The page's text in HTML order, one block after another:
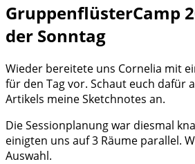
GruppenflüsterCamp
der Sonntag
Wieder bereitete uns Cornelia mit
für den Tag vor. Schaut euch dafür
Artikels meine Sketchnotes an.
Die Sessionplanung war diesmal
einigten uns auf 3 Räume parallel.
Auswahl.